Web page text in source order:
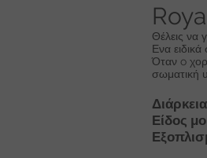
Θέλεις να
Ενα
Όταν o
σωματική
Είδος